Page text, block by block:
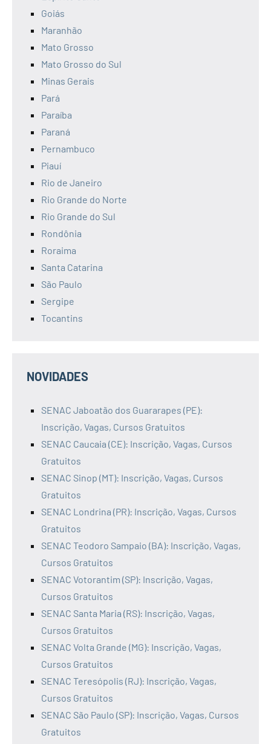
Goiás
Maranhão
Mato Grosso
Mato Grosso do Sul
Minas Gerais
Pará
Paraíba
Paraná
Pernambuco
Piauí
Rio de Janeiro
Rio Grande do Norte
Rio Grande do Sul
Rondônia
Roraima
Santa Catarina
São Paulo
Sergipe
Tocantins
NOVIDADES
SENAC Jaboatão dos Guararapes (PE):
Inscrição, Vagas, Cursos Gratuitos
SENAC Caucaia (CE): Inscrição, Vagas, Cursos
Gratuitos
SENAC Sinop (MT): Inscrição, Vagas, Cursos
Gratuitos
SENAC Londrina (PR): Inscrição, Vagas, Cursos
Gratuitos
SENAC Teodoro Sampaio (BA): Inscrição, Vagas,
Cursos Gratuitos
SENAC Votorantim (SP): Inscrição, Vagas,
Cursos Gratuitos
SENAC Santa Maria (RS): Inscrição, Vagas,
Cursos Gratuitos
SENAC Volta Grande (MG): Inscrição, Vagas,
Cursos Gratuitos
SENAC Teresópolis (RJ): Inscrição, Vagas,
Cursos Gratuitos
SENAC São Paulo (SP): Inscrição, Vagas, Cursos
Gratuitos